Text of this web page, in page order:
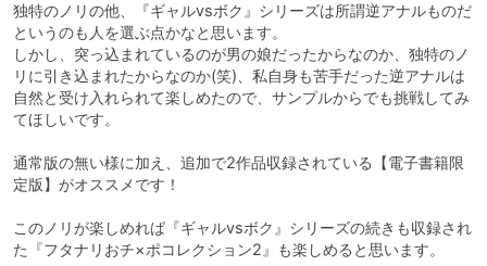
独特のノリの他、『ギャルvsボク』シリーズは所謂逆アナルものだ
というのも人を選ぶ点かなと思います。
しかし、突っ込まれているのが男の娘だったからなのか、独特のノ
リに引き込まれたからなのか(笑)、私自身も苦手だった逆アナルは
自然と受け入れられて楽しめたので、サンプルからでも挑戦してみ
てほしいです。
通常版の無い様に加え、追加で2作品収録されている【電子書籍限
定版】がオススメです！
このノリが楽しめれば『ギャルvsボク』シリーズの続きも収録され
た『フタナリおチ×ポコレクション2』も楽しめると思います。